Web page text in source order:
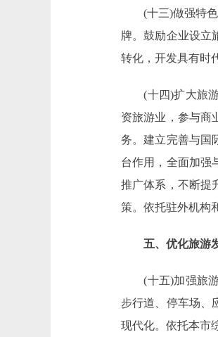
(十三)做强特色
牌。鼓励企业设立
转化，开发具有时
(十四)扩大旅游
资旅游业，参与商
务。建立完善与国
台作用，全面加强
推广体系，不断提
策。依托驻外机构
五、优化旅游
(十五)加强旅游
步行道、停车场、
现代化。依托本市